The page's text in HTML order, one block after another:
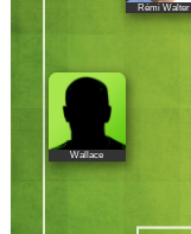
Rémi Walter
Wallace